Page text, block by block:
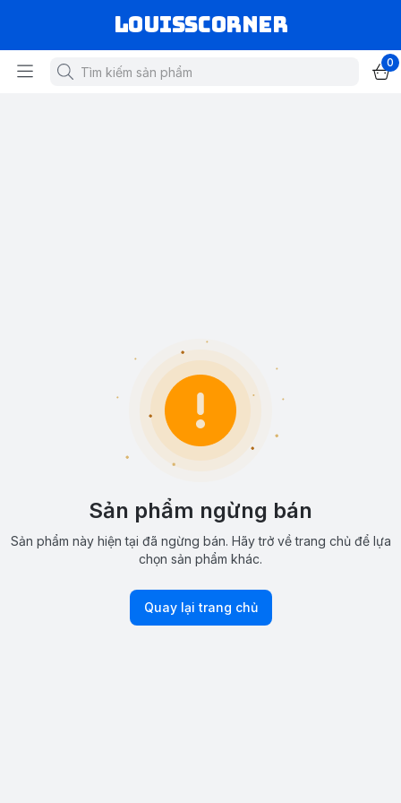
louisscorner
0
Sản phẩm ngừng bán
Sản phẩm này hiện tại đã ngừng bán. Hãy trở về trang chủ để lựa
chọn sản phẩm khác.
Quay lại trang chủ